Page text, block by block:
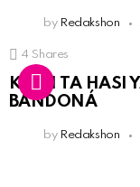
by Redakshon
4 Shares
KPCN TA HASI
BANDONÁ
by Redakshon